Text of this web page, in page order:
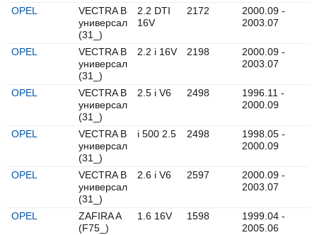
OPEL
VECTRA B
универсал
(31_)
2.2 DTI
16V
2172
2000.09 -
2003.07
OPEL
VECTRA B
универсал
(31_)
2.2 i 16V 2198
2000.09 -
2003.07
OPEL
VECTRA B
универсал
(31_)
2.5 i V6 2498
1996.11 -
2000.09
OPEL
VECTRA B
универсал
(31_)
i 500 2.5 2498
1998.05 -
2000.09
OPEL
VECTRA B
универсал
(31_)
2.6 i V6 2597
2000.09 -
2003.07
OPEL
ZAFIRA A
(F75_)
1.6 16V 1598
1999.04 -
2005.06